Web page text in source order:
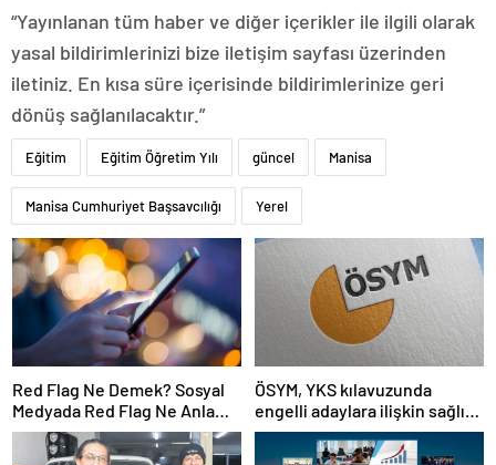
“Yayınlanan tüm haber ve diğer içerikler ile ilgili olarak
yasal bildirimlerinizi bize iletişim sayfası üzerinden
iletiniz. En kısa süre içerisinde bildirimlerinize geri
dönüş sağlanılacaktır.”
Eğitim Eğitim Öğretim Yılı güncel Manisa
Manisa Cumhuriyet Başsavcılığı Yerel
Red Flag Ne Demek? Sosyal
Medyada Red Flag Ne Anlama
Gelir?
ÖSYM, YKS kılavuzunda
engelli adaylara ilişkin sağlık
şartlarını güncelledi